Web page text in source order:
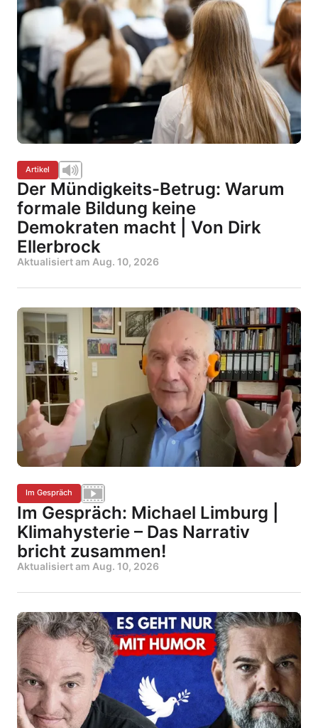
Artikel
Der Mündigkeits-Betrug: Warum
formale Bildung keine
Demokraten macht | Von Dirk
Ellerbrock
Aktualisiert am Aug. 10, 2026
Im Gespräch
Im Gespräch: Michael Limburg |
Klimahysterie – Das Narrativ
bricht zusammen!
Aktualisiert am Aug. 10, 2026